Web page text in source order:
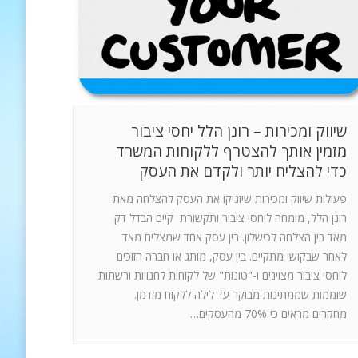
שיווק ומכירות – רונן הלל יחסי ציבור
מזמין אותך להצטרף ללקוחות המשרד
כדי להצליח יותר ולקדם את העסק
פעולות שיווק ומכירות שיזניקו את העסק להצלחה מאת
רונן הלל, מומחה ליחסי ציבור ותקשורת קיים הבדל דק
מאד בין הצלחה לכישלון. בין עסק אחד שמצליח מאד
לאחר שבקושי מתקיים. בין עסק, מותג או חברה הזוכים
ליחסי ציבור מצוינים ו-"טונות" של לקוחות לחנויות ורשתות
שוממות שממתינות מבוקר עד לילה ללקוח מזדמן.
מחקרים מראים כי 70% מהעסקים…